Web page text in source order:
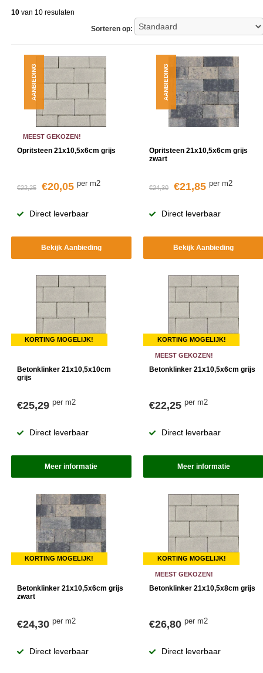
10van 10 resulaten
Sorteren op:
MEEST GEKOZEN!
Opritsteen 21x10,5x6cm grijs
€22,25 €20,05 per m2
Direct leverbaar
AANBIEDING
Bekijk Aanbieding
Opritsteen 21x10,5x6cm grijs
zwart
€24,30 €21,85 per m2
Direct leverbaar
AANBIEDING
Bekijk Aanbieding
KORTING MOGELIJK!
Betonklinker 21x10,5x10cm
grijs
€25,29 per m2
Direct leverbaar
Meer informatie
KORTING MOGELIJK!
MEEST GEKOZEN!
Betonklinker 21x10,5x6cm grijs
€22,25 per m2
Direct leverbaar
Meer informatie
KORTING MOGELIJK!
Betonklinker 21x10,5x6cm grijs
zwart
€24,30 per m2
Direct leverbaar
KORTING MOGELIJK!
MEEST GEKOZEN!
Betonklinker 21x10,5x8cm grijs
€26,80 per m2
Direct leverbaar